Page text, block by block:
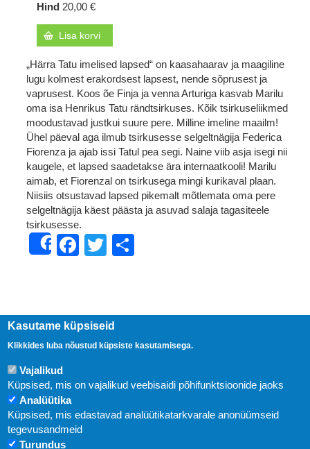
Hind 20,00 €
Lisa korvi
„Härra Tatu imelised lapsed“ on kaasahaarav ja maagiline
lugu kolmest erakordsest lapsest, nende sõprusest ja
vaprusest. Koos õe Finja ja venna Arturiga kasvab Marilu
oma isa Henrikus Tatu rändtsirkuses. Kõik tsirkuseliikmed
moodustavad justkui suure pere. Milline imeline maailm!
Ühel päeval aga ilmub tsirkusesse selgeltnägija Federica
Fiorenza ja ajab issi Tatul pea segi. Naine viib asja isegi nii
kaugele, et lapsed saadetakse ära internaatkooli! Marilu
aimab, et Fiorenzal on tsirkusega mingi kurikaval plaan.
Niisiis otsustavad lapsed pikemalt mõtlemata oma pere
selgeltnägija käest päästa ja asuvad salaja tagasiteele
tsirkusesse.
ShareFacebook
Twitter
Uudised
Kasutame küpsiseid
Klikkides luba nõustud küpsiste kasutamisega.
Vajalikud
Küpsised, mis on vajalikud veebisaidi põhifunktsioonide jaoks
Analüütika
Küpsised, mis edastavad analüütikatarkvarale anonüümseid
tegevusandmeid
Turundus